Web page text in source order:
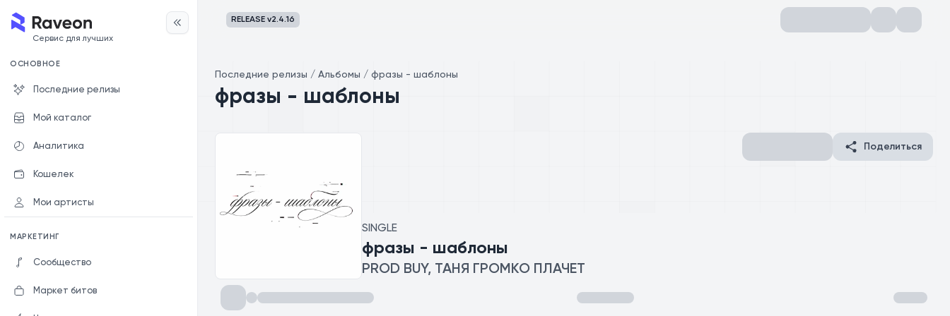
Сервис для лучших
ОСНОВНОЕ
Последние релизы
Мой каталог
Аналитика
Кошелек
Мои артисты
МАРКЕТИНГ
Сообщество
Маркет битов
RELEASE v2.4.16
Последние релизы / Альбомы / фразы - шаблоны
фразы - шаблоны
SINGLE
фразы - шаблоны
PROD BUY, ТАНЯ ГРОМКО ПЛАЧЕТ
Поделиться